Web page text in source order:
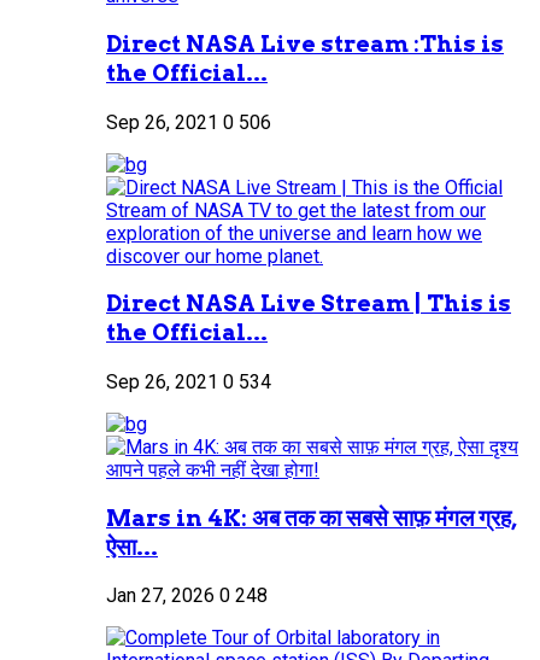
Direct NASA Live stream :This is
the Official...
Sep 26, 2021 0 506
Direct NASA Live Stream | This is
the Official...
Sep 26, 2021 0 534
Mars in 4K: अब तक का सबसे साफ़ मंगल ग्रह,
ऐसा...
Jan 27, 2026 0 248